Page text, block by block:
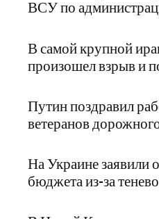
ВСУ по
В самой крупной
произошел взрыв и
Путин поздравил
ветеранов
На Украине заявили
бюджета из-за